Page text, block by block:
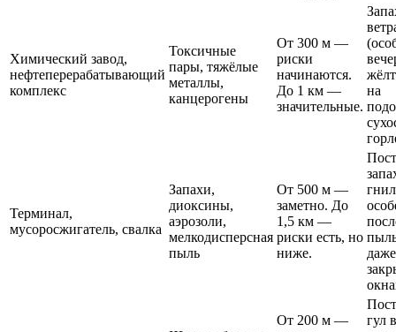
Химический завод,
нефтеперерабатывающий
комплекс
Токсичные
пары, тяжёлые
металлы,
канцерогены
От 300 м —
риски
начинаются.
До 1 км —
значительные.
на
Терминал,
мусоросжигатель, свалка
Запахи,
диоксины,
аэрозоли,
мелкодисперсная
пыль
От 500 м —
заметно. До
1,5 км —
риски есть, но
ниже.
От 200 м —
гул